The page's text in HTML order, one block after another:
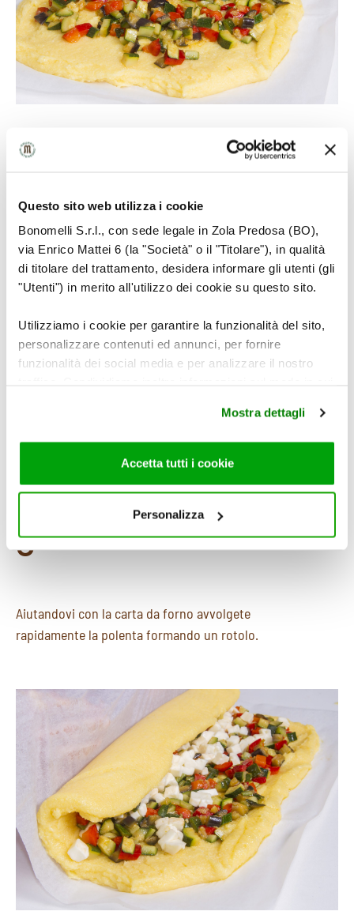
Questo sito web utilizza i cookie
Bonomelli S.r.l., con sede legale in Zola Predosa (BO),
via Enrico Mattei 6 (la "Società" o il "Titolare"), in qualità
di titolare del trattamento, desidera informare gli utenti (gli
"Utenti") in merito all'utilizzo dei cookie su questo sito.
Utilizziamo i cookie per garantire la funzionalità del sito,
personalizzare contenuti ed annunci, per fornire
funzionalità dei social media e per analizzare il nostro
di analisi dei dati web, pubblicità e social media, i quali
potrebbero combinarle con altre informazioni che ha
fornito loro o che hanno raccolto dal suo utilizzo dei loro
cookie consultare la cookie policy. Se clicchi sulla “X” per
chiudere il banner, non verranno installati cookie sul tuo
dispositivo ad eccezione di quelli necessari ai fini del
corretto funzionamento del sito.
Mostra dettagli
Accetta tutti i cookie
Personalizza
7
8
Aiutandovi con la carta da forno avvolgete
rapidamente la polenta formando un rotolo.